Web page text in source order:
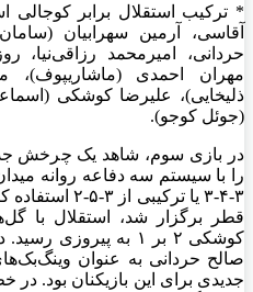
* ترکیب استقلال برابر کوجالی
آقاسی، آرمین سهرابیان
حردانی، امیرمحمد
مهران احمدی (ماشاریپوف)،
ذلیخایی)، علیرضا کوشکی
(جوئل کوجو).
در بازی سوم، شاهد یک چرخش
را با سیستم سه دفاعه روانه
۳-۴-۳ یا
قطر برگزار شد، استقلال با
کوشکی ۲ بر ۱ به
صالح حردانی به عنوان
جدیدی برای این بازیکنان بود. در